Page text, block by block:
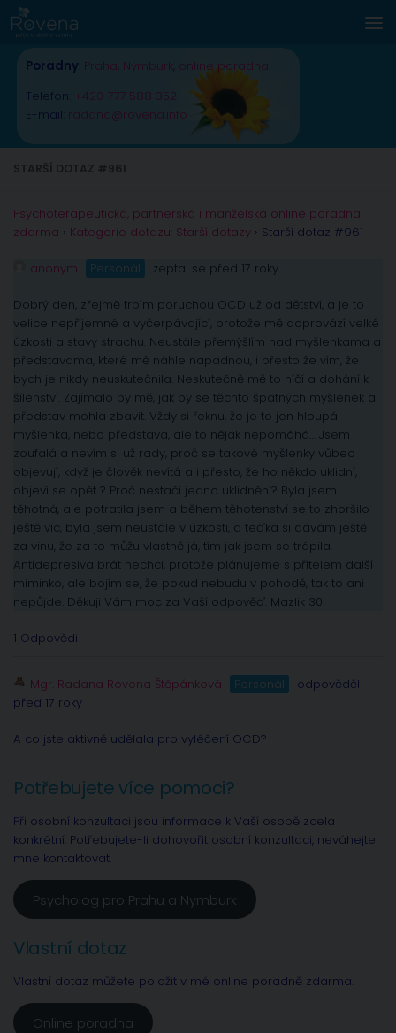
Skip to content
Poradny Praha Nymburk online poradna
Telefon: +420 777 588 352
E-mail: radana@rovena.info
Psychoterapeutická, partnerská i manželská online poradna
zdarma › Kategorie dotazu: Starší dotazy › Starší dotaz #961
anonym Personál zeptal se před 17 roky
Dobrý den, zřejmě trpím poruchou OCD už od dětství, a je to
velice nepříjemné a vyčerpávající, protože mě doprovází velké
úzkosti a stavy strachu. Neustále přemýšlím nad myšlenkama a
představama, které mě náhle napadnou, i přesto že vím, že
bych je nikdy neuskutečnila. Neskutečně mě to níčí a dohání k
šílenství. Zajímalo by mě, jak by se těchto špatných myšlenek a
představ mohla zbavit. Vždy si řeknu, že je to jen hloupá
myšlenka, nebo představa, ale to nějak nepomáhá… Jsem
zoufalá a nevím si už rady, proč se takové myšlenky vůbec
objevují, když je člověk nevítá a i přesto, že ho někdo uklidní,
objeví se opět ? Proč nestačí jedno uklidnění? Byla jsem
těhotná, ale potratila jsem a během těhotenství se to zhoršilo
ještě víc, byla jsem neustále v úzkosti, a teďka si dávám ještě
za vinu, že za to můžu vlastně já, tím jak jsem se trápila.
Antidepresiva brát nechci, protože plánujeme s přítelem další
miminko, ale bojím se, že pokud nebudu v pohodě, tak to ani
nepůjde. Děkuji Vám moc za Vaší odpověď. Mazlik 30
1 Odpovědi
Mgr. Radana Rovena Štěpánková Personál
odpověděl
před 17 roky
A co jste aktivně udělala pro vyléčení OCD?
Potřebujete více pomoci?
Při osobní konzultaci jsou informace k Vaší osobě zcela
konkrétní. Potřebujete-li dohovořit osobní konzultaci, neváhejte
mne kontaktovat.
Psycholog pro Prahu a Nymburk
Vlastní dotaz
Vlastní dotaz můžete položit v mé online poradně zdarma.
Online poradna